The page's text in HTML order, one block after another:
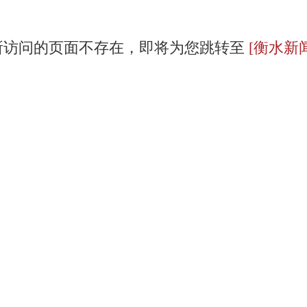
问的页面不存在，即将为您跳转至 [衡水新